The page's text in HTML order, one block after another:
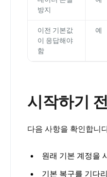
방지
이전 기본값
이 응답해야
함
예
시작하기
다음 사항을 확인합니
원래 기본 계정을
기본 복구를 기다